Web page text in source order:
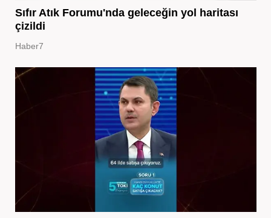
Sıfır Atık Forumu'nda geleceğin yol haritası
çizildi
Haber7